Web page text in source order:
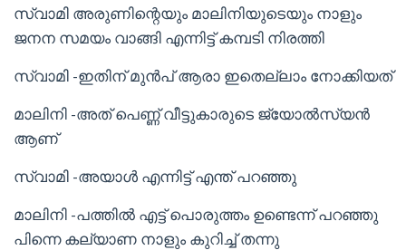
സ്വാമി അരുണിന്റെയും മാലിനിയുടെയും നാളും
ജനന സമയം വാങ്ങി എന്നിട്ട് കമ്പടി നിരത്തി
സ്വാമി -ഇതിന് മുൻപ് ആരാ ഇതെല്ലാം നോക്കിയത്
മാലിനി -അത് പെണ്ണ് വീട്ടുകാരുടെ ജ്യോൽസ്യൻ
ആണ്
സ്വാമി -അയാൾ എന്നിട്ട് എന്ത് പറഞ്ഞു
മാലിനി -പത്തിൽ എട്ട് പൊരുത്തം ഉണ്ടെന്ന് പറഞ്ഞു
പിന്നെ കല്യാണ നാളും കുറിച്ച് തന്നു